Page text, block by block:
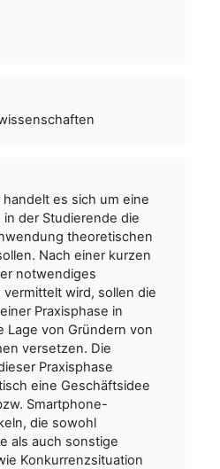
es sich um eine
der Studierende die
theoretischen
Nach einer kurzen
notwendiges
wird, sollen die
Praxisphase in
Lage von Gründern von
versetzen. Die
Praxisphase
eine Geschäftsidee
Smartphone-
die sowohl
als auch sonstige
Konkurrenzsituation